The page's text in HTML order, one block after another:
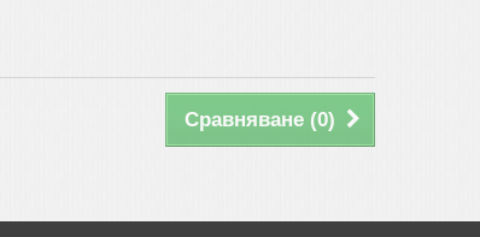
Сравняване (0)